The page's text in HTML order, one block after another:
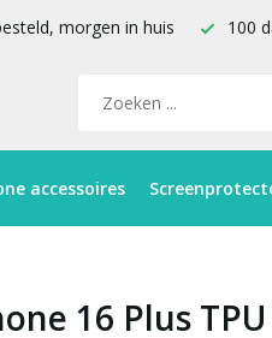
morgen in huis 100
accessoires
16 Plus